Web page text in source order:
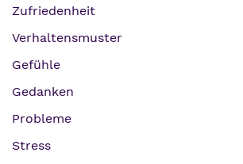
Zufriedenheit
Verhaltensmuster
Gefühle
Gedanken
Probleme
Stress